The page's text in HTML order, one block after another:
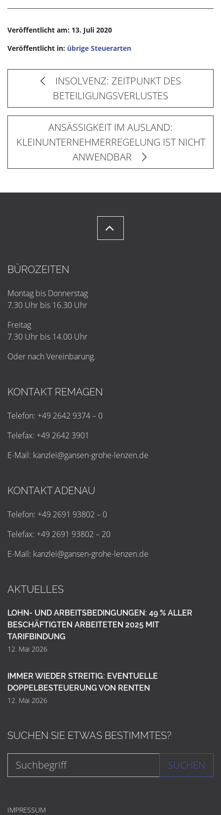
Veröffentlicht am: 13. Juli 2020
Veröffentlicht in: übrige Steuerarten
INSOLVENZ: ZEITPUNKT DES
BETEILIGUNGSVERLUSTES
ANSÄSSIGKEIT IM AUSLAND:
KLEINUNTERNEHMERREGELUNG IST NICHT
ANWENDBAR
BÜROZEITEN
Montag bis Donnerstag
7.30 Uhr bis 16.30 Uhr
Freitag
7.30 Uhr bis 14.00 Uhr
Oder nach Vereinbarung.
KONTAKT REMAGEN
Telefon: +49 2642 9374 – 0
Telefax: +49 2642 3901
E-Mail: kanzlei@gansen-grohe-lenzen.de
KONTAKT ADENAU
Telefon: +49 2691 93802 – 0
Telefax: +49 2691 93802 – 20
E-Mail: kanzlei@gansen-grohe-lenzen.de
AKTUELLES
LOHN- UND ARBEITSBEDINGUNGEN: 49 % ALLER
BESCHÄFTIGTEN ARBEITETEN 2025 MIT
TARIFBINDUNG
12. Mai 2026
IMMER WIEDER STREITIG: EVENTUELLE
DOPPELBESTEUERUNG VON RENTEN
12. Mai 2026
SUCHEN SIE ETWAS BESTIMMTES?
SUCHEN
IMPRESSUM